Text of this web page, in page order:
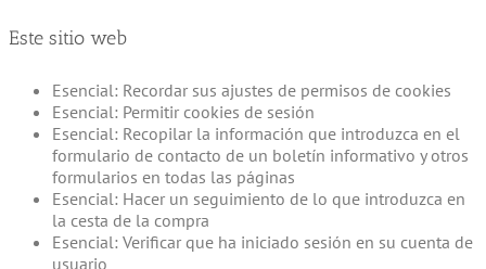
Este sitio web
Esencial: Recordar sus ajustes de permisos de cookies
Esencial: Permitir cookies de sesión
Esencial: Recopilar la información que introduzca en el
formulario de contacto de un boletín informativo y otros
formularios en todas las páginas
Esencial: Hacer un seguimiento de lo que introduzca en
la cesta de la compra
Esencial: Verificar que ha iniciado sesión en su cuenta de
usuario